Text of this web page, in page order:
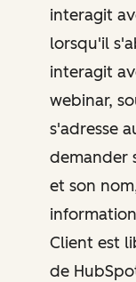
interagit
lorsqu'il
interagit
webinar,
s'adresse
demander
et son
Client est
de